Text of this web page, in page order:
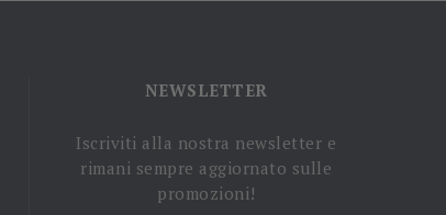
NEWSLETTER
Iscriviti alla nostra newsletter e
rimani sempre aggiornato sulle
promozioni!